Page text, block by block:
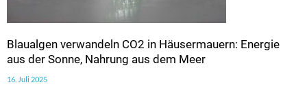
Blaualgen verwandeln CO2 in Häusermauern: Energie
aus der Sonne, Nahrung aus dem Meer
16. Juli 2025